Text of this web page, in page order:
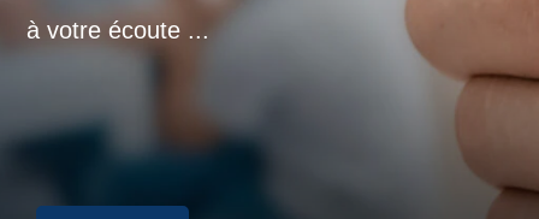
à votre écoute ...